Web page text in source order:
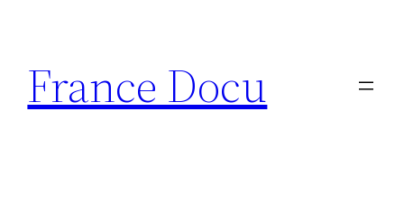
contenu
France Docu